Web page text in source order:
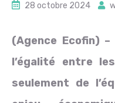
28 octobre 2024
(Agence Ecofin)
l’égalité entre
seulement de